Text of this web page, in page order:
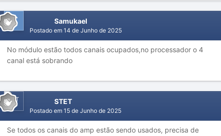
Samukael
Postado em 14 de Junho de 2025
No módulo estão todos canais ocupados,no processador o 4
canal está sobrando
STET
Postado em 15 de Junho de 2025
Se todos os canais do amp estão sendo usados, precisa de